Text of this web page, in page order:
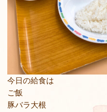
今日の給食は
ご飯
豚バラ大根